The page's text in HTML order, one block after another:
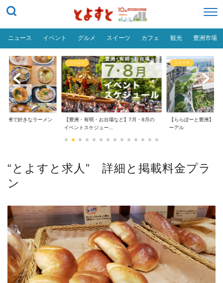
ニュース イベント グルメ スイーツ カフェ 観光 豊洲市場
豊洲で好きなラーメン
イベント
【豊洲・有明・お台場など】7月・8月の
イベントスケジュー...
ニュース
【ららぽーと豊洲】
ーアル
“とよすと求人” 詳細と掲載料金プラ
ン